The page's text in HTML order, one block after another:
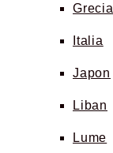
Grecia
Italia
Japon
Liban
Lume